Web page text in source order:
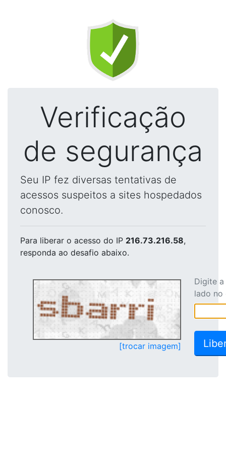
Verificação
de segurança
Seu IP fez diversas tentativas de
acessos suspeitos a sites hospedados
conosco.
Para liberar o acesso do IP 216.73.216.58,
responda ao desafio abaixo.
[trocar imagem]
Digite
lado no